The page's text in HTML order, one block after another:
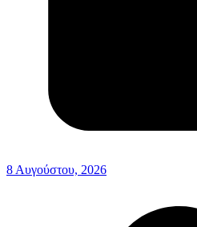
8 Αυγούστου, 2026